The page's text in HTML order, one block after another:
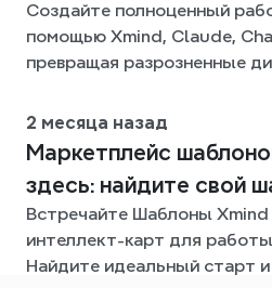
процесс с Xmind
Создайте полноценный
помощью Xmind, Claude,
превращая разрозненные
карты.
2 месяца назад
Mаpкетплейс
здесь: найдите свой
карты для любой
Встречайте Шаблоны
интеллект-карт для
Найдите идеальный старт